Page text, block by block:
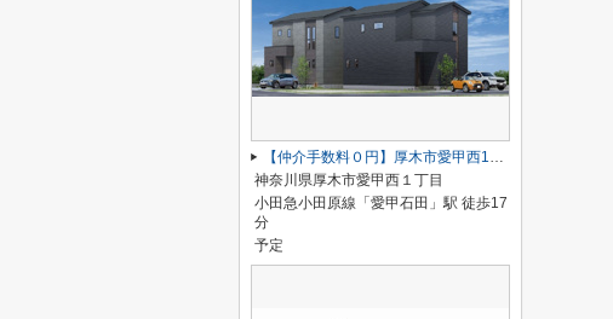
【仲介手数料０円】厚木市愛甲西1丁目 新築一戸建て 1号棟
神奈川県厚木市愛甲西１丁目
小田急小田原線「愛甲石田」駅 徒歩17
分
予定